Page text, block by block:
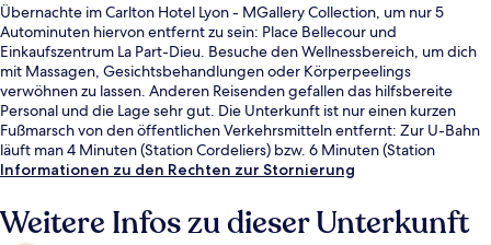
Übernachte im Carlton Hotel Lyon - MGallery Collection, um nur 5
Autominuten hiervon entfernt zu sein: Place Bellecour und
Einkaufszentrum La Part-Dieu. Besuche den Wellnessbereich, um dich
mit Massagen, Gesichtsbehandlungen oder Körperpeelings
verwöhnen zu lassen. Anderen Reisenden gefallen das hilfsbereite
Personal und die Lage sehr gut. Die Unterkunft ist nur einen kurzen
Fußmarsch von den öffentlichen Verkehrsmitteln entfernt: Zur U-Bahn
läuft man 4 Minuten (Station Cordeliers) bzw. 6 Minuten (Station
Bellecour).
Informationen zu den Rechten zur Stornierung
Weitere Infos zu dieser Unterkunft